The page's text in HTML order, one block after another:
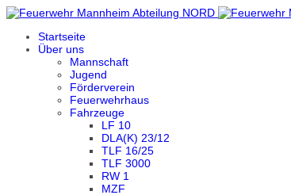
Startseite
Über uns
Mannschaft
Jugend
Förderverein
Feuerwehrhaus
Fahrzeuge
LF 10
DLA(K) 23/12
TLF 16/25
TLF 3000
RW 1
MZF